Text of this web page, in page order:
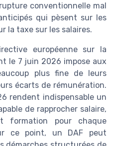
conventionnelle mal
qui pèsent sur les
la taxe sur les salaires.
européenne sur la
le 7 juin 2026 impose aux
plus fine de leurs
écarts de rémunération.
rendent indispensable un
de rapprocher salaire,
formation pour chaque
ce point, un DAF peut